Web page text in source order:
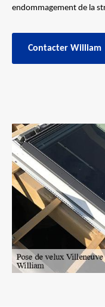
endommagement de la
Contacter William